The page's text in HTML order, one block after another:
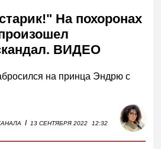
На похоронах
ВИДЕО
на принца Эндрю с
I 13 СЕНТЯБРЯ 2022 12:32